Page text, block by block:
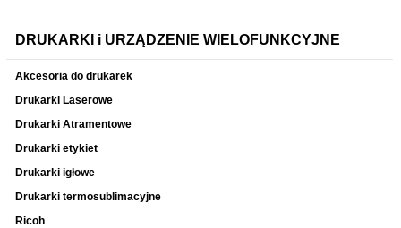
DRUKARKI i URZĄDZENIE WIELOFUNKCYJNE
Akcesoria do drukarek
Drukarki Laserowe
Drukarki Atramentowe
Drukarki etykiet
Drukarki igłowe
Drukarki termosublimacyjne
Ricoh